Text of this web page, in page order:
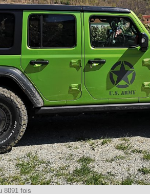
8091 fois